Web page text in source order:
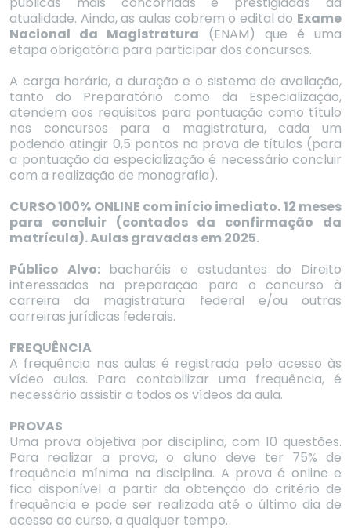
atualidade. Ainda, as aulas cobrem o edital do Exame
Nacional da Magistratura (ENAM) que é uma
etapa obrigatória para participar dos concursos.
A carga horária, a duração e o sistema de avaliação,
tanto do Preparatório como da Especialização,
atendem aos requisitos para pontuação como título
nos concursos para a magistratura, cada um
podendo atingir 0,5 pontos na prova de títulos (para
a pontuação da especialização é necessário concluir
com a realização de monografia).
CURSO 100% ONLINE com início imediato. 12 meses
para concluir (contados da confirmação da
matrícula). Aulas gravadas em 2025.
Público Alvo:bacharéis e estudantes do Direito
interessados na preparação para o concurso à
carreira da magistratura federal e/ou outras
carreiras jurídicas federais.
FREQUÊNCIA
A frequência nas aulas é registrada pelo acesso às
vídeo aulas. Para contabilizar uma frequência, é
necessário assistir a todos os vídeos da aula.
PROVAS
Uma prova objetiva por disciplina, com 10 questões.
Para realizar a prova, o aluno deve ter 75% de
frequência mínima na disciplina. A prova é online e
fica disponível a partir da obtenção do critério de
frequência e pode ser realizada até o último dia de
acesso ao curso, a qualquer tempo.